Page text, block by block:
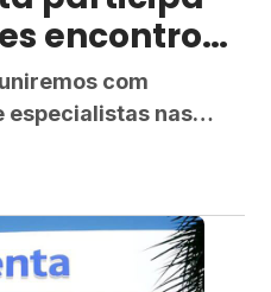
encontros
com
especialistas nas
encontros do
Seminário
Técnico Soja. As
e eventos do